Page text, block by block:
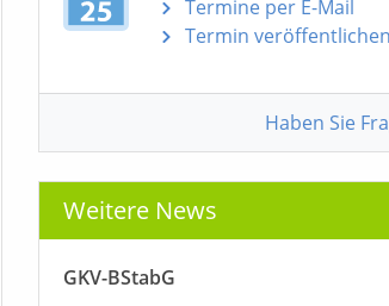
Termine per E-Mail
Termin veröffentlichen
Haben Sie
Weitere News
GKV-BStabG